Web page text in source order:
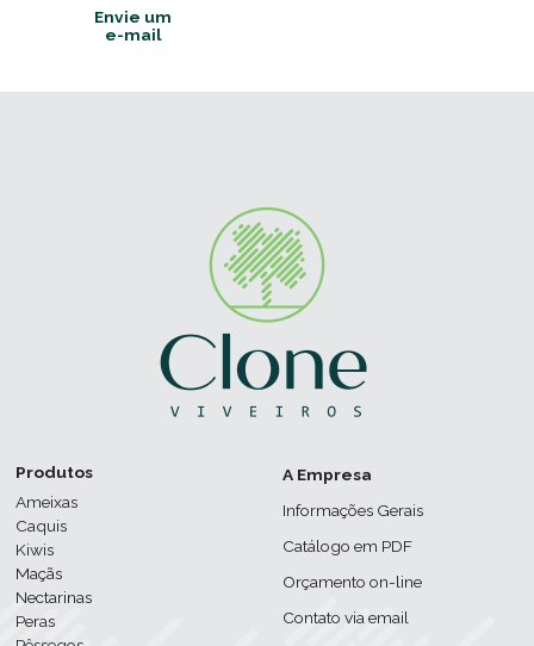
Envie um
e-mail
Produtos
Ameixas
Caquis
Kiwis
Maçãs
Nectarinas
Peras
A Empresa
Informações Gerais
Catálogo em PDF
Orçamento on-line
Contato via email